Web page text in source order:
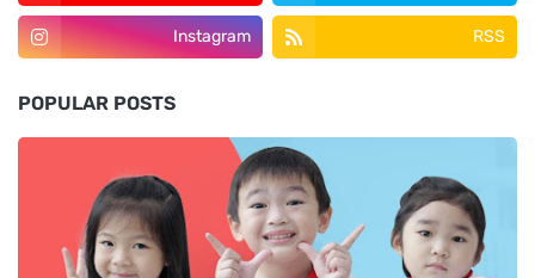
Instagram RSS
POPULAR POSTS